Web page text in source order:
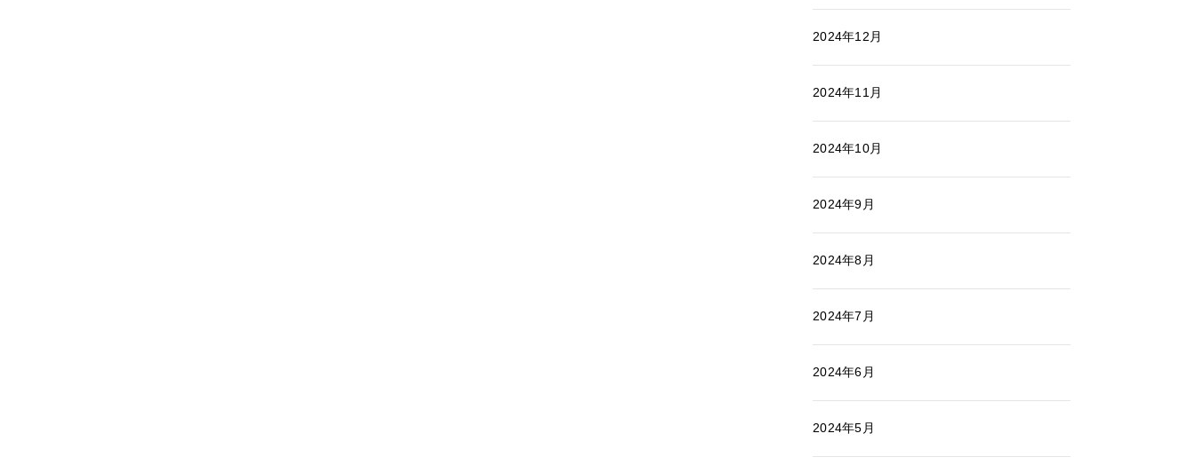
2024年12月
2024年11月
2024年10月
2024年9月
2024年8月
2024年7月
2024年6月
2024年5月